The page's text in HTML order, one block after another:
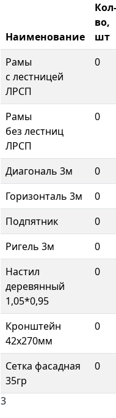
Наименование
Кол-
во,
шт
Рамы
с лестницей
ЛРСП
0
Рамы
без лестниц
ЛРСП
0
Диагональ 3м
0
Горизонталь 3м
0
Подпятник
0
Ригель 3м
0
Настил
деревянный
1,05*0,95
0
Кронштейн
42х270мм
0
Сетка фасадная
35гр
0
3